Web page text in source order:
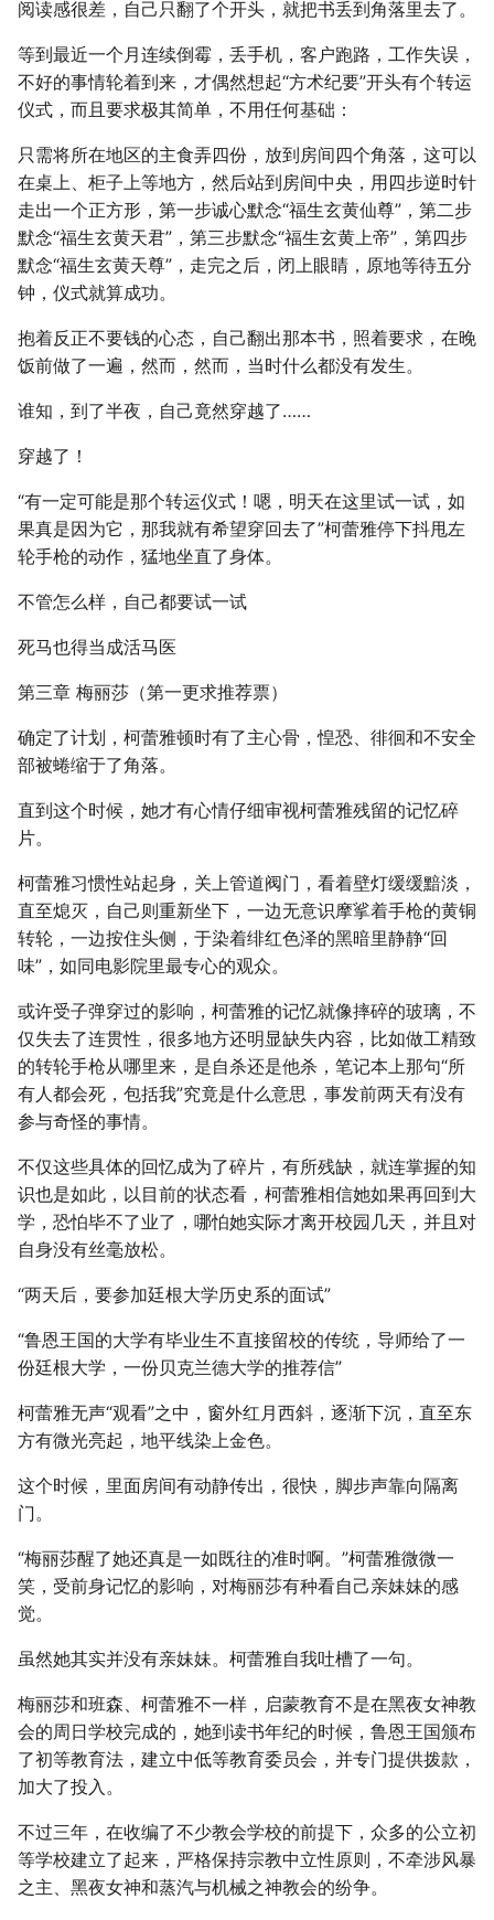
阅读感很差，自己只翻了个开头，就把书丢到角落里去了。
等到最近一个月连续倒霉，丢手机，客户跑路，工作失误，
不好的事情轮着到来，才偶然想起“方术纪要”开头有个转运
仪式，而且要求极其简单，不用任何基础：
只需将所在地区的主食弄四份，放到房间四个角落，这可以
在桌上、柜子上等地方，然后站到房间中央，用四步逆时针
走出一个正方形，第一步诚心默念“福生玄黄仙尊”，第二步
默念“福生玄黄天君”，第三步默念“福生玄黄上帝”，第四步
默念“福生玄黄天尊”，走完之后，闭上眼睛，原地等待五分
钟，仪式就算成功。
抱着反正不要钱的心态，自己翻出那本书，照着要求，在晚
饭前做了一遍，然而，然而，当时什么都没有发生。
谁知，到了半夜，自己竟然穿越了……
穿越了！
“有一定可能是那个转运仪式！嗯，明天在这里试一试，如
果真是因为它，那我就有希望穿回去了”柯蕾雅停下抖甩左
轮手枪的动作，猛地坐直了身体。
不管怎么样，自己都要试一试
死马也得当成活马医
第三章 梅丽莎（第一更求推荐票）
确定了计划，柯蕾雅顿时有了主心骨，惶恐、徘徊和不安全
部被蜷缩于了角落。
直到这个时候，她才有心情仔细审视柯蕾雅残留的记忆碎
片。
柯蕾雅习惯性站起身，关上管道阀门，看着壁灯缓缓黯淡，
直至熄灭，自己则重新坐下，一边无意识摩挲着手枪的黄铜
转轮，一边按住头侧，于染着绯红色泽的黑暗里静静“回
味”，如同电影院里最专心的观众。
或许受子弹穿过的影响，柯蕾雅的记忆就像摔碎的玻璃，不
仅失去了连贯性，很多地方还明显缺失内容，比如做工精致
的转轮手枪从哪里来，是自杀还是他杀，笔记本上那句“所
有人都会死，包括我”究竟是什么意思，事发前两天有没有
参与奇怪的事情。
不仅这些具体的回忆成为了碎片，有所残缺，就连掌握的知
识也是如此，以目前的状态看，柯蕾雅相信她如果再回到大
学，恐怕毕不了业了，哪怕她实际才离开校园几天，并且对
自身没有丝毫放松。
“两天后，要参加廷根大学历史系的面试”
“鲁恩王国的大学有毕业生不直接留校的传统，导师给了一
份廷根大学，一份贝克兰德大学的推荐信”
柯蕾雅无声“观看”之中，窗外红月西斜，逐渐下沉，直至东
方有微光亮起，地平线染上金色。
这个时候，里面房间有动静传出，很快，脚步声靠向隔离
门。
“梅丽莎醒了她还真是一如既往的准时啊。”柯蕾雅微微一
笑，受前身记忆的影响，对梅丽莎有种看自己亲妹妹的感
觉。
虽然她其实并没有亲妹妹。柯蕾雅自我吐槽了一句。
梅丽莎和班森、柯蕾雅不一样，启蒙教育不是在黑夜女神教
会的周日学校完成的，她到读书年纪的时候，鲁恩王国颁布
了初等教育法，建立中低等教育委员会，并专门提供拨款，
加大了投入。
不过三年，在收编了不少教会学校的前提下，众多的公立初
等学校建立了起来，严格保持宗教中立性原则，不牵涉风暴
之主、黑夜女神和蒸汽与机械之神教会的纷争。